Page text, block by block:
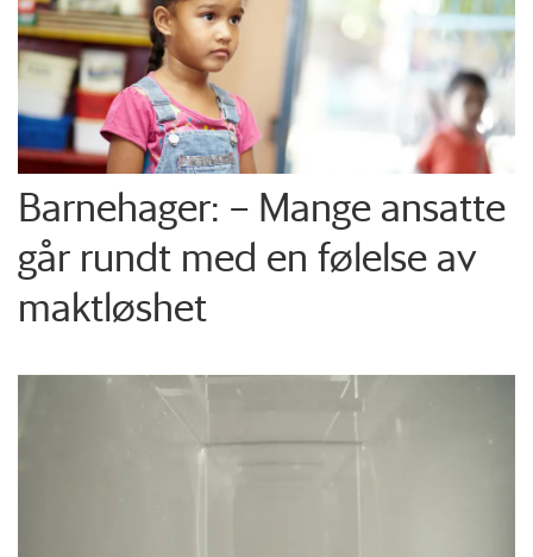
Barnehager: – Mange ansatte
går rundt med en følelse av
maktløshet